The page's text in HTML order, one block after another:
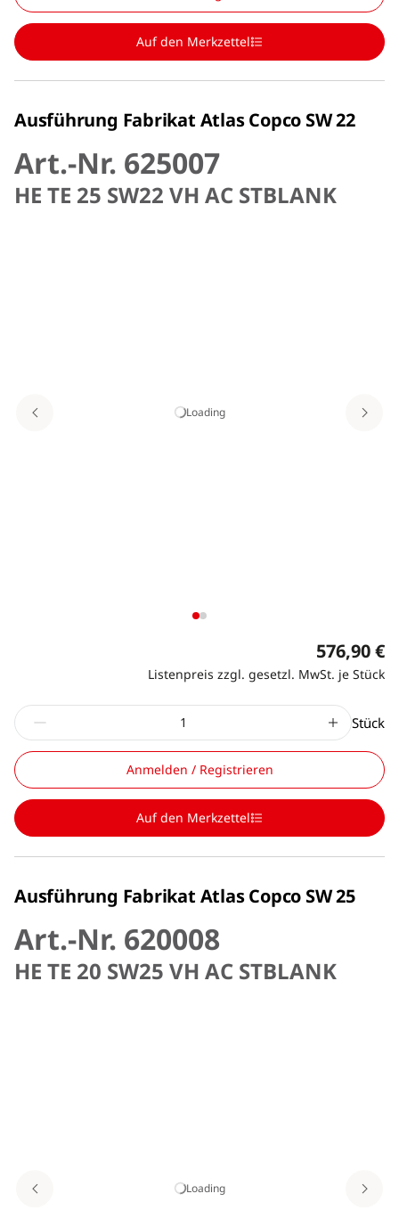
Auf den Merkzettel
Ausführung Fabrikat Atlas Copco SW 22
Art.-Nr. 625007
HE TE 25 SW22 VH AC STBLANK
Loading
576,90 €
Listenpreis zzgl. gesetzl. MwSt. je Stück
Stück
Anmelden / Registrieren
Auf den Merkzettel
Ausführung Fabrikat Atlas Copco SW 25
Art.-Nr. 620008
HE TE 20 SW25 VH AC STBLANK
Loading